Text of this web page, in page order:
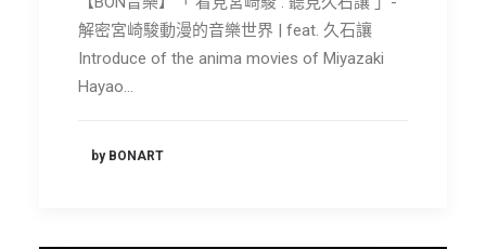
解密宮崎駿動漫的音樂世界 | feat. 久石讓
Introduce of the anima movies of Miyazaki
Hayao…
by BONART